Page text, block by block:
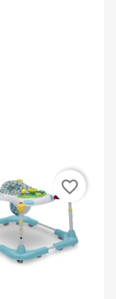
favorite_border